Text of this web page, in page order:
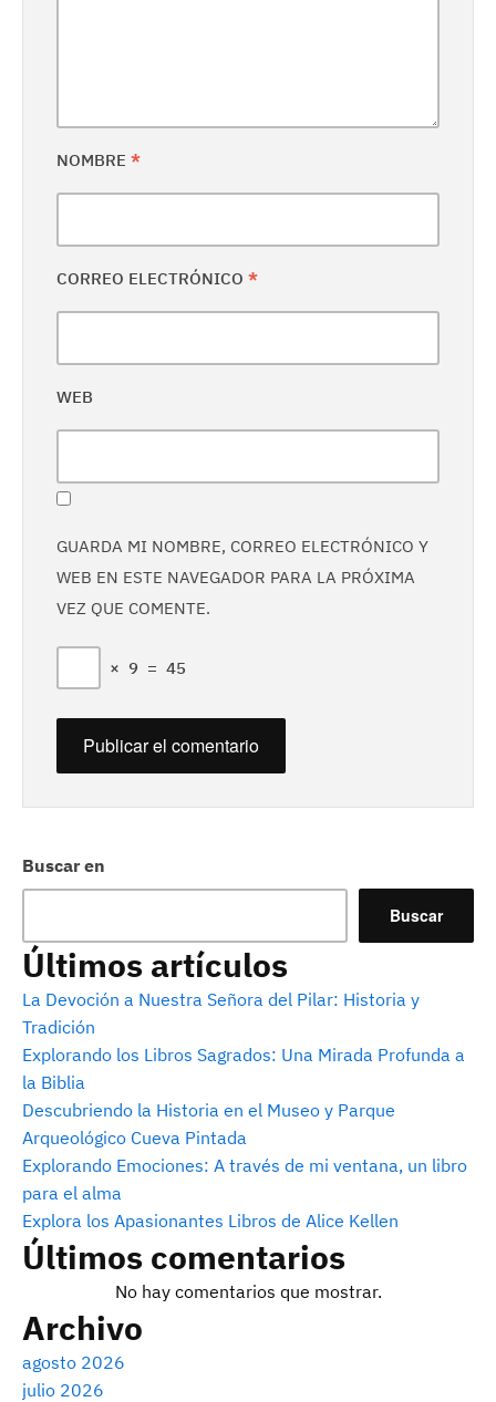
Buscar en
Buscar
Últimos artículos
La Devoción a Nuestra Señora del Pilar: Historia y
Tradición
Explorando los Libros Sagrados: Una Mirada Profunda a
la Biblia
Descubriendo la Historia en el Museo y Parque
Arqueológico Cueva Pintada
Explorando Emociones: A través de mi ventana, un libro
para el alma
Explora los Apasionantes Libros de Alice Kellen
Últimos comentarios
No hay comentarios que mostrar.
Archivo
agosto 2026
julio 2026
NOMBRE *
CORREO ELECTRÓNICO *
WEB
GUARDA MI NOMBRE, CORREO ELECTRÓNICO Y
WEB EN ESTE NAVEGADOR PARA LA PRÓXIMA
VEZ QUE COMENTE.
× 9 = 45